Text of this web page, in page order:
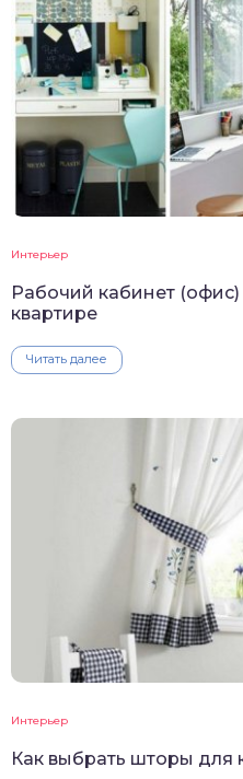
Интерьер
Рабочий кабинет
квартире
Читать далее
Интерьер
Как выбрать шторы для